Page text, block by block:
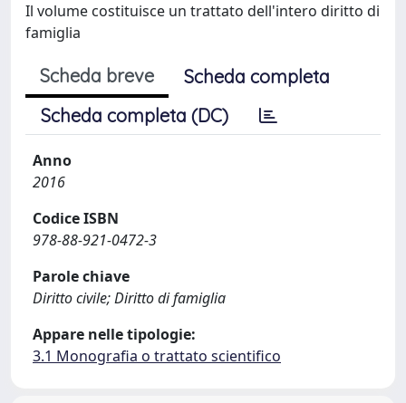
Il volume costituisce un trattato dell'intero diritto di
famiglia
Scheda breve
Scheda completa
Scheda completa (DC)
Anno
2016
Codice ISBN
978-88-921-0472-3
Parole chiave
Diritto civile; Diritto di famiglia
Appare nelle tipologie:
3.1 Monografia o trattato scientifico